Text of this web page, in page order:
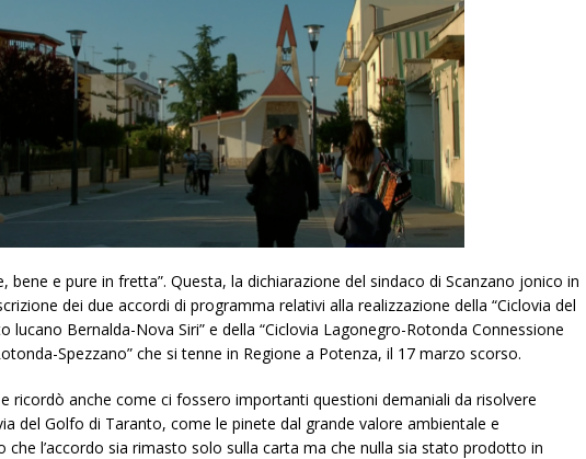
bene e pure in fretta”. Questa, la dichiarazione del sindaco di Scanzano jonico in
dei due accordi di programma relativi alla realizzazione della “Ciclovia del
lucano Bernalda-Nova Siri” e della “Ciclovia Lagonegro-Rotonda Connessione
Spezzano” che si tenne in Regione a Potenza, il 17 marzo scorso.
ricordò anche come ci fossero importanti questioni demaniali da risolvere
del Golfo di Taranto, come le pinete dal grande valore ambientale e
che l’accordo sia rimasto solo sulla carta ma che nulla sia stato prodotto in